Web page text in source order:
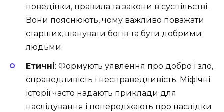
поведінки, правила та закони в суспільстві.
Вони пояснюють, чому важливо поважати
старших, шанувати богів та бути добрими
людьми.
Етичні: Формують уявлення про добро і зло,
справедливість і несправедливість. Міфічні
історії часто надають приклади для
наслідування і попереджають про наслідки